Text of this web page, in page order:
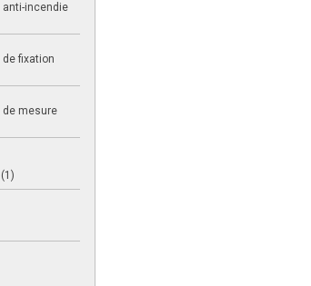
anti-incendie
fixation
de mesure